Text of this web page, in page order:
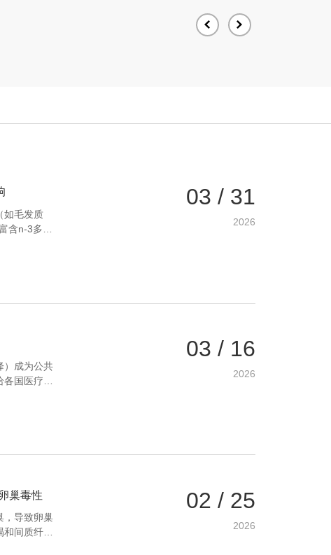
如毛发质
含n-3多元
免疫和肠
03 / 31
2026
）成为公共
国医疗体
有
03 / 16
2026
巢毒性
，导致卵巢
和间质纤维
02 / 25
2026